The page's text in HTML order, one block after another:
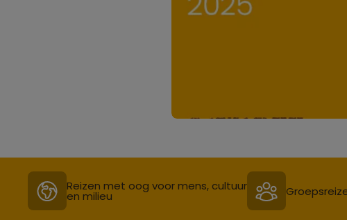
Reizen met oog voor mens, cultuur
en milieu